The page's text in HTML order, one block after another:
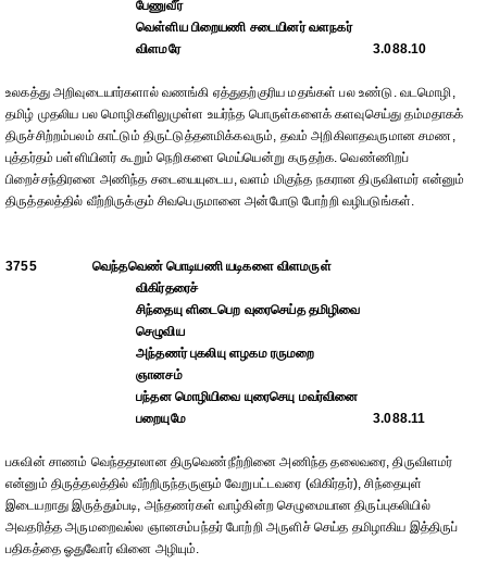
பேணுவீர்
வெள்ளிய பிறையணி சடையினர் வளநகர்
விளமரே
3.088.10
உலகத்து அறிவுடையார்களால் வணங்கி ஏத்துதற்குரிய மதங்கள் பல உண்டு. வடமொழி,
தமிழ் முதலிய பல மொழிகளிலுமுள்ள உயர்ந்த பொருள்களைக் களவுசெய்து தம்மதாகக்
திருச்சிற்றம்பலம் காட்டும் திருட்டுத்தனமிக்கவரும், தவம் அறிகிலாதவருமான சமண,
புத்தர்தம் பள்ளியினர் கூறும் நெறிகளை மெய்யென்று கருதற்க. வெண்ணிறப்
பிறைச்சந்திரனை அணிந்த சடையையுடைய, வளம் மிகுந்த நகரான திருவிளமர் என்னும்
திருத்தலத்தில் வீற்றிருக்கும் சிவபெருமானை அன்போடு போற்றி வழிபடுங்கள்.
3755
வெந்தவெண் பொடியணி யடிகளை விளமருள்
விகிர்தரைச்
சிந்தையு ளிடைபெற வுரைசெய்த தமிழிவை
செழுவிய
அந்தணர் புகலியு ளழகம ரருமறை
ஞானசம்
பந்தன மொழியிவை யுரைசெயு மவர்வினை
பறையுமே
3.088.11
பசுவின் சாணம் வெந்ததாலான திருவெண்நீற்றினை அணிந்த தலைவரை, திருவிளமர்
என்னும் திருத்தலத்தில் வீற்றிருந்தருளும் வேறுபட்டவரை (விகிர்தர்), சிந்தையுள்
இடையறாது இருத்தும்படி, அந்தணர்கள் வாழ்கின்ற செழுமையான திருப்புகலியில்
அவதரித்த அருமறைவல்ல ஞானசம்பந்தர் போற்றி அருளிச் செய்த தமிழாகிய இத்திருப்
பதிகத்தை ஓதுவோர் வினை அழியும்.